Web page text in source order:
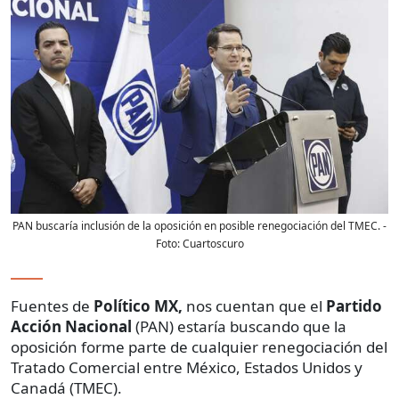
PAN buscaría inclusión de la oposición en posible renegociación del TMEC.-
Foto:Cuartoscuro
Fuentes de Político MX, nos cuentan que el Partido
Acción Nacional (PAN) estaría buscando que la
oposición forme parte de cualquier renegociación del
Tratado Comercial entre México, Estados Unidos y
Canadá (TMEC).